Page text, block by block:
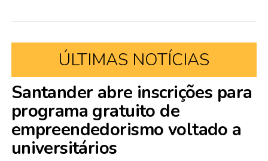
ÚLTIMAS NOTÍCIAS
Santander abre inscrições para
programa gratuito de
empreendedorismo voltado a
universitários